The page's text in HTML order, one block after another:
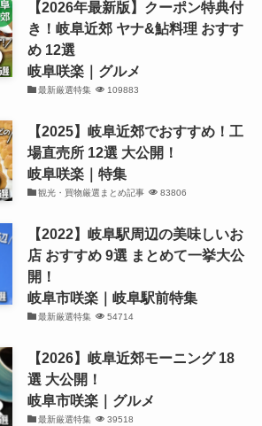
【2026年最新版】クーポン特典付
き！岐阜近郊 ヤナ&鮎料理 おすす
め 12選
岐阜咲楽｜グルメ
最新厳選特集 109883
【2025】岐阜近郊でおすすめ！工
場直売所 12選 大公開！
岐阜咲楽｜特集
観光・買物厳選まとめ記事 83806
【2022】岐阜駅周辺の美味しいお
店 おすすめ 9選 まとめて一挙大公
開！
岐阜市咲楽｜岐阜駅前特集
最新厳選特集 54714
【2026】岐阜近郊モーニング 18
選 大公開！
岐阜市咲楽｜グルメ
最新厳選特集 39518